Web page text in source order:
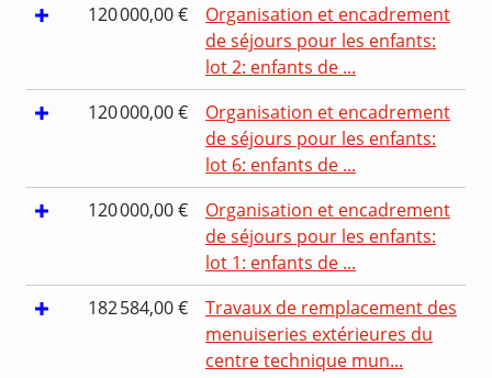
120 000,00 €
Organisation et encadrement
de séjours pour les enfants:
lot 2: enfants de ...
120 000,00 €
Organisation et encadrement
de séjours pour les enfants:
lot 6: enfants de ...
120 000,00 €
Organisation et encadrement
de séjours pour les enfants:
lot 1: enfants de ...
182 584,00 €
Travaux de remplacement des
menuiseries extérieures du
centre technique mun...